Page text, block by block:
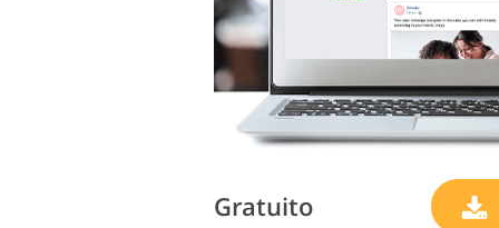
Gratuito